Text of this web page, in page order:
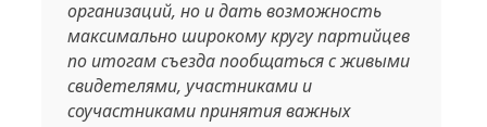
организаций, но и дать возможность
максимально широкому кругу партийцев
по итогам съезда пообщаться с живыми
свидетелями, участниками и
соучастниками принятия важных